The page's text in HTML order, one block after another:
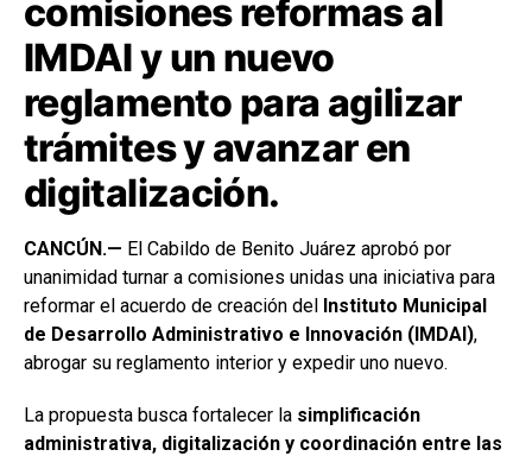
comisiones reformas al
IMDAI y un nuevo
reglamento para agilizar
trámites y avanzar en
digitalización.
CANCÚN.— El Cabildo de Benito Juárez aprobó por
unanimidad turnar a comisiones unidas una iniciativa para
reformar el acuerdo de creación del Instituto Municipal
de Desarrollo Administrativo e Innovación (IMDAI),
abrogar su reglamento interior y expedir uno nuevo.
La propuesta busca fortalecer la simplificación
administrativa, digitalización y coordinación entre las